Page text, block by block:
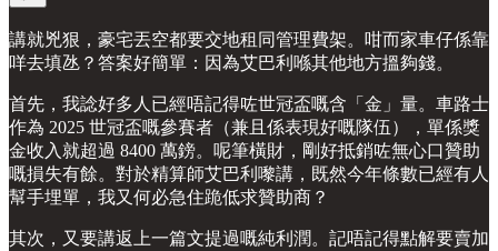
講就兇狠，豪宅丟空都要交地租同管理費架。咁而家車仔係靠
咩去填氹？答案好簡單：因為艾巴利喺其他地方搵夠錢。
首先，我諗好多人已經唔記得咗世冠盃嘅含「金」量。車路士
作為 2025 世冠盃嘅參賽者（兼且係表現好嘅隊伍），單係獎
金收入就超過 8400 萬鎊。呢筆橫財，剛好抵銷咗無心口贊助
嘅損失有餘。對於精算師艾巴利嚟講，既然今年條數已經有人
幫手埋單，我又何必急住跪低求贊助商？
其次，又要講返上一篇文提過嘅純利潤。記唔記得點解要賣加